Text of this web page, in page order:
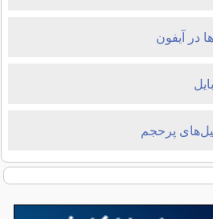
در آیفون
پرحجم